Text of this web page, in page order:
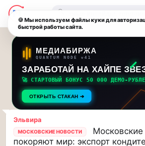
Последние
новости
обновления
потока:
Друзья,
приглашаем
на
музыкальную
прогулку
—
Главный
столичный
чат-
новости
🔍
МЕДИАБИРЖА
QUANTUM NODE v41
ЗАРАБОТАЙ НА ХАЙПЕ
🚀 СТАРТОВЫЙ БОНУС 50 000 ДЕМО-
ОТКРЫТЬ СТАКАН ➔
Эльвира
МОСКОВСКИЕ НОВОСТИ
Московские
покоряют мир: экспорт
🍪 Мы используем файлы куки для
быстрой работы сайта.